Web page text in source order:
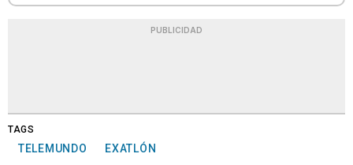
PUBLICIDAD
TAGS
TELEMUNDO EXATLÓN